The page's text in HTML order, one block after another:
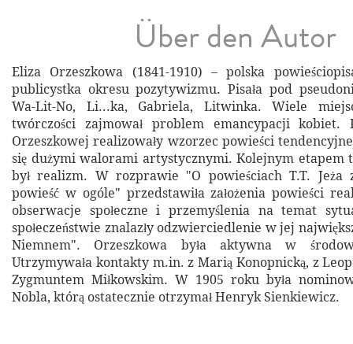
Über den Autor
Eliza Orzeszkowa (1841-1910) – polska
publicystka okresu pozytywizmu. Pisała pod
Wa-Lit-No, Li...ka, Gabriela, Litwinka. Wiele
twórczości zajmował problem emancypacji kobiet.
Orzeszkowej realizowały wzorzec powieści
się dużymi walorami artystycznymi. Kolejnym etapem
był realizm. W rozprawie "O powieściach T.T.
powieść w ogóle" przedstawiła założenia powieści
obserwacje społeczne i przemyślenia na temat
społeczeństwie znalazły odzwierciedlenie w jej
Niemnem". Orzeszkowa była aktywna w
Utrzymywała kontakty m.in. z Marią Konopnicką, z
Zygmuntem Miłkowskim. W 1905 roku była
Nobla, którą ostatecznie otrzymał Henryk Sienkiewicz.